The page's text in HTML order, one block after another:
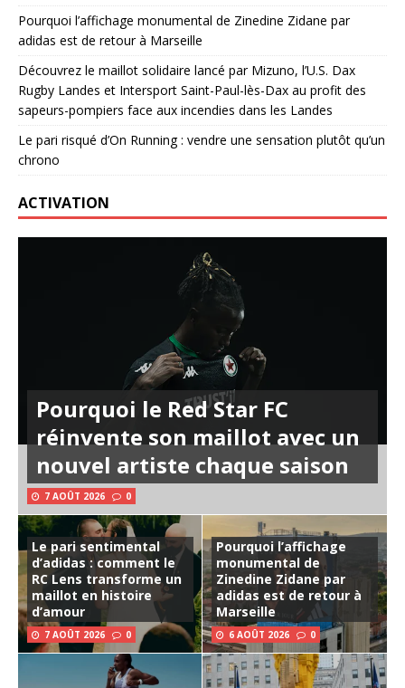
Pourquoi l’affichage monumental de Zinedine Zidane par
adidas est de retour à Marseille
Découvrez le maillot solidaire lancé par Mizuno, l’U.S. Dax
Rugby Landes et Intersport Saint-Paul-lès-Dax au profit des
sapeurs-pompiers face aux incendies dans les Landes
Le pari risqué d’On Running : vendre une sensation plutôt qu’un
chrono
ACTIVATION
Pourquoi le Red Star FC
réinvente son maillot avec un
nouvel artiste chaque saison
7 AOÛT 2026 0
Le pari sentimental
d’adidas : comment le
RC Lens transforme un
maillot en histoire
d’amour
7 AOÛT 2026 0
Pourquoi l’affichage
monumental de
Zinedine Zidane par
adidas est de retour à
Marseille
6 AOÛT 2026 0